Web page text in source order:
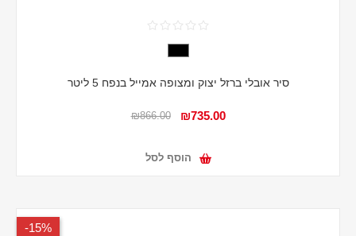
סיר אובלי ברזל יצוק ומצופה אמייל בנפח 5 ליטר
₪735.00
₪866.00
הוסף לסל
15%-